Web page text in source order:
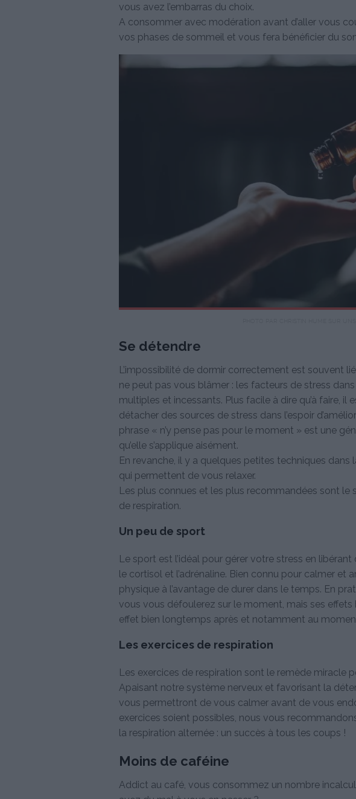
vous avez l’embarras du choix.
A consommer avec modération avant d’aller vous
vos phases de sommeil et vous fera bénéficier du
Se détendre
L’impossibilité de dormir correctement est souvent
ne peut pas vous blâmer : les facteurs de stress
multiples et incessants. Plus facile à dire qu’à faire, il
détacher des sources de stress dans l’espoir
phrase « n’y pense pas pour le moment » est une
qu’elle s’applique aisément.
En revanche, il y a quelques petites techniques dans
qui permettent de vous relaxer.
Les plus connues et les plus recommandées sont le
de respiration.
Un peu de sport
Le sport est l’idéal pour gérer votre stress en
le cortisol et l’adrénaline. Bien connu pour calmer et
physique à l’avantage de durer dans le temps. En
vous vous défoulerez sur le moment, mais ses
effet bien longtemps après et notamment au
Les exercices de respiration
Les exercices de respiration sont le remède miracle
Apaisant notre système nerveux et favorisant la
vous permettront de vous calmer avant de vous
exercices soient possibles, nous vous
la respiration alternée : un succès à tous les coups !
Moins de caféine
Addict au café, vous consommez un nombre